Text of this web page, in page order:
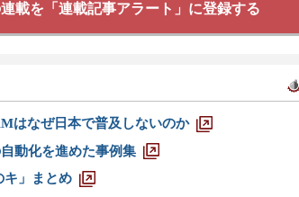
載を「連載記事アラート」に登録する
はなぜ日本で普及しないのか
動化を進めた事例集
キ」まとめ